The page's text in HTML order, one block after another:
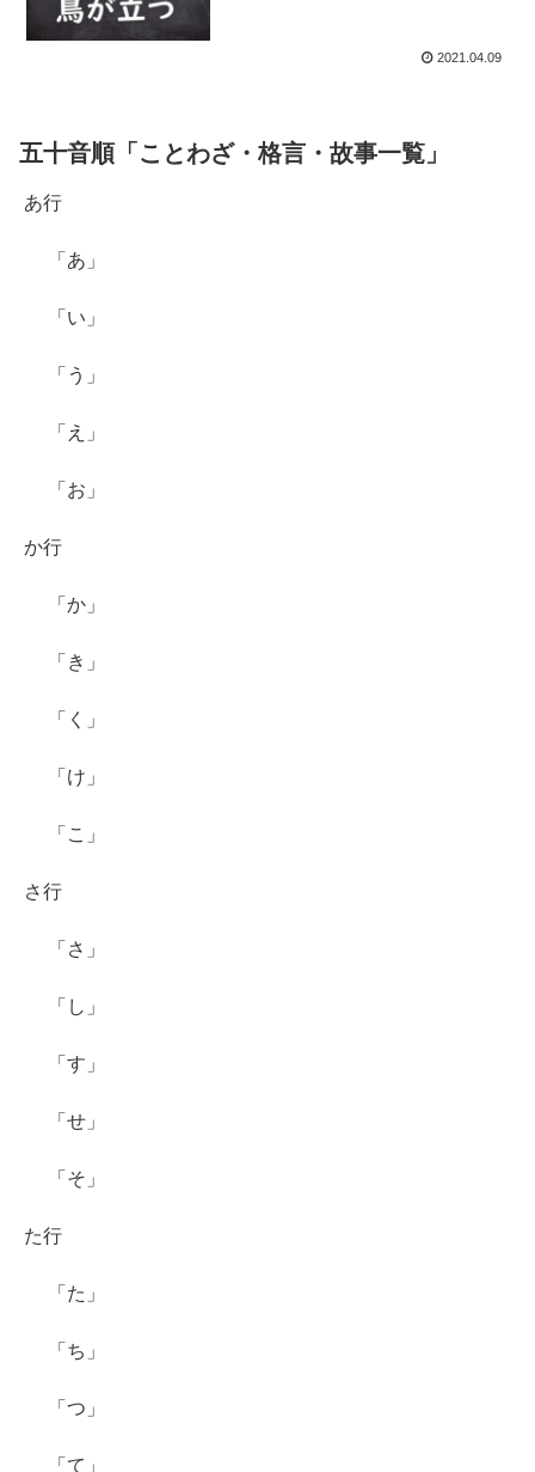
2021.04.09
五十音順「ことわざ・格言・故事一覧」
あ行
「あ」
「い」
「う」
「え」
「お」
か行
「か」
「き」
「く」
「け」
「こ」
さ行
「さ」
「し」
「す」
「せ」
「そ」
た行
「た」
「ち」
「つ」
「て」